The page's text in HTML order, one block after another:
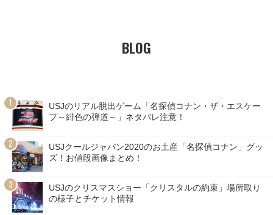
BLOG
USJのリアル脱出ゲーム「名探偵コナン・ザ・エスケー
プ～緋色の弾道～」ネタバレ注意！
USJクールジャパン2020のお土産「名探偵コナン」グッ
ズ！お値段画像まとめ！
USJのクリスマスショー「クリスタルの約束」場所取り
の様子とチケット情報